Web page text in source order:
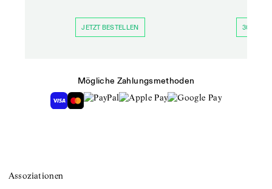
JETZT BESTELLEN 30 TAGE
Mögliche Zahlungsmethoden
Assoziationen